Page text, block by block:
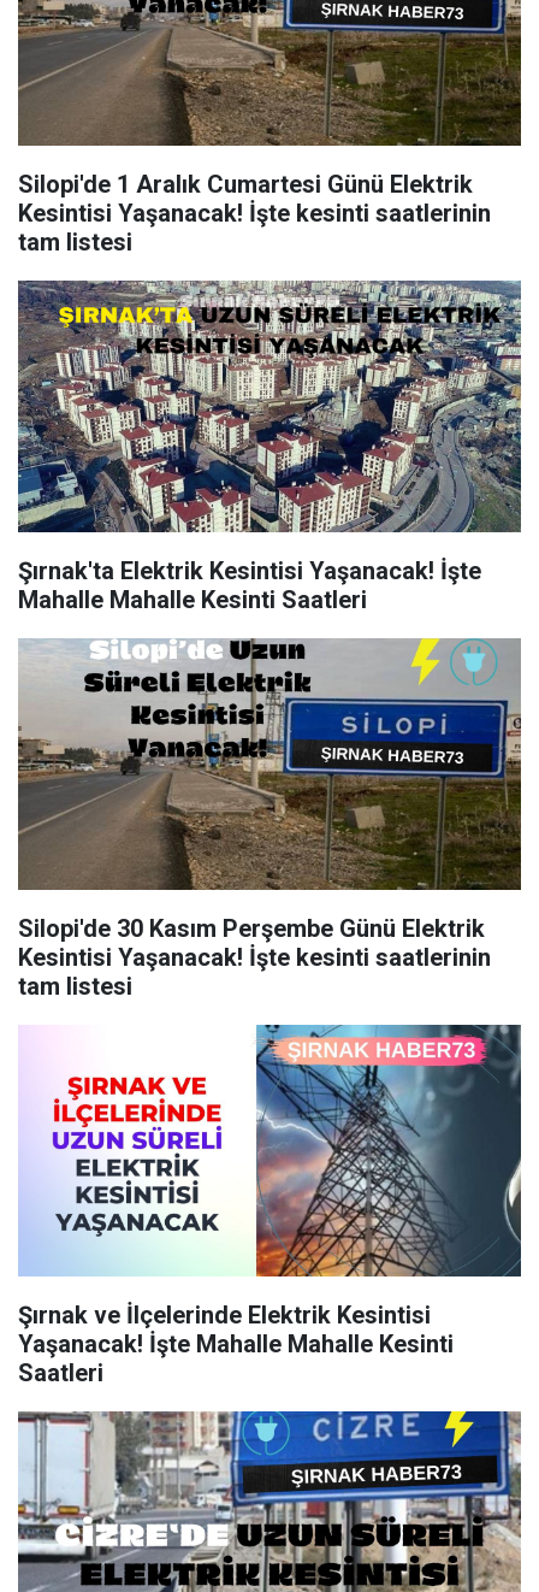
Silopi'de 1 Aralık Cumartesi Günü Elektrik
Kesintisi Yaşanacak! İşte kesinti saatlerinin
tam listesi
Şırnak'ta Elektrik Kesintisi Yaşanacak! İşte
Mahalle Mahalle Kesinti Saatleri
Silopi'de 30 Kasım Perşembe Günü Elektrik
Kesintisi Yaşanacak! İşte kesinti saatlerinin
tam listesi
Şırnak ve İlçelerinde Elektrik Kesintisi
Yaşanacak! İşte Mahalle Mahalle Kesinti
Saatleri